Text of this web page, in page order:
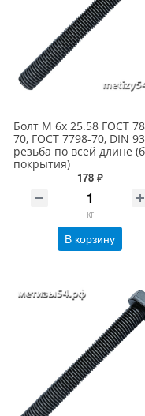
Болт М 6х 25.58 ГОСТ
70, ГОСТ 7798-70, DIN
резьба по всей длине
покрытия)
178 ₽
кг
В корзину